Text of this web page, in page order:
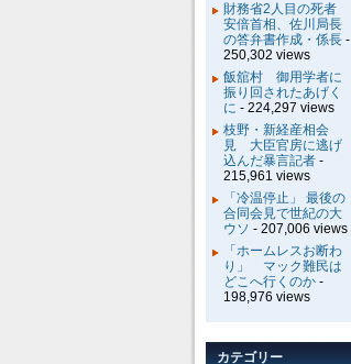
財務省2人目の死者
安倍首相、佐川局長
の答弁書作成・係長 -
250,302 views
飯舘村 御用学者に
振り回されたあげく
に - 224,297 views
枝野・新経産相会
見 大臣官房に逃げ
込んだ暴言記者 -
215,961 views
「冷温停止」 最後の
合同会見で世紀の大
ウソ - 207,006 views
「ホームレスお断わ
り」 マック難民は
どこへ行くのか -
198,976 views
カテゴリー